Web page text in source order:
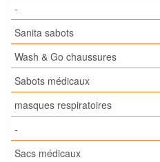
-
Sanita sabots
Wash & Go chaussures
Sabots médicaux
masques respiratoires
-
Sacs médicaux